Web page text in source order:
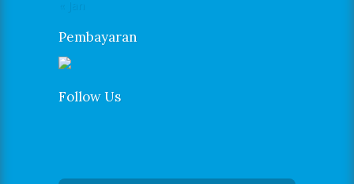
Pembayaran
Follow Us